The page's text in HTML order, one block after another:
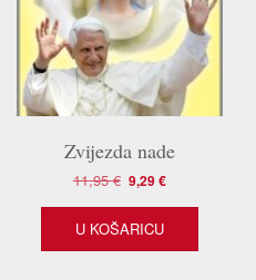
Zvijezda nade
11,95€ Izvorna
je:
11,95 €.
9,29€Trenutna
U KOŠARICU